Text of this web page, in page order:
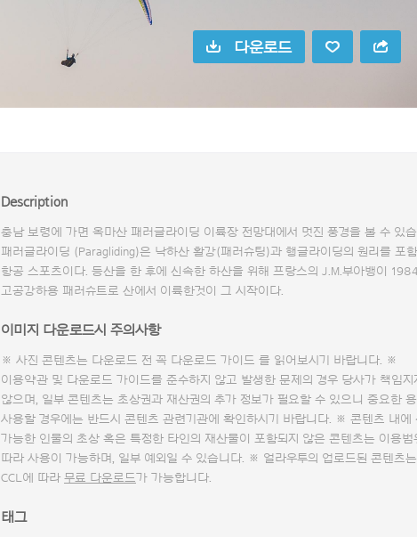
다운로드
Description
충남 보령에 가면 옥마산 패러글라이딩 이륙장 전망대에서 멋진 풍경을 볼 수 있습
패러글라이딩 (Paragliding)은 낙하산 활강(패러슈팅)과 행글라이딩의 원리를 포
항공 스포츠이다. 등산을 한 후에 신속한 하산을 위해 프랑스의 J.M.부아뱅이
고공강하용 패러슈트로 산에서 이륙한것이 그 시작이다.
이미지 다운로드시 주의사항
※ 사진 콘텐츠는 다운로드 전 꼭 다운로드 가이드 를 읽어보시기 바랍니다. ※
이용약관 및 다운로드 가이드를 준수하지 않고 발생한 문제의 경우 당사가 책임지
않으며, 일부 콘텐츠는 초상권과 재산권의 추가 정보가 필요할 수 있으니 중요한
사용할 경우에는 반드시 콘텐츠 관련기관에 확인하시기 바랍니다. ※ 콘텐츠 내에
가능한 인물의 초상 혹은 특정한 타인의 재산물이 포함되지 않은 콘텐츠는 이용범
따라 사용이 가능하며, 일부 예외일 수 있습니다. ※ 얼라우투의 업로드된 콘텐츠는
CCL에 따라 무료 다운로드가 가능합니다.
태그